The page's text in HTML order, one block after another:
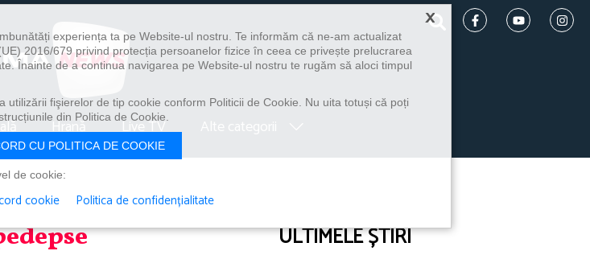
Hrană Live TV
ULTIMELE ȘTIRI
×
experiența ta pe Website-ul nostru. Te informăm că ne-am actualizat
2016/679 privind protecția persoanelor fizice în ceea ce privește prelucrarea
Înainte de a continua navigarea pe Website-ul nostru te rugăm să aloci timpul
fişierelor de tip cookie conform Politicii de Cookie. Nu uita totuși că poți
din Politica de Cookie.
CU POLITICA DE COOKIE
de cookie:
cookie Politica de confidențialitate